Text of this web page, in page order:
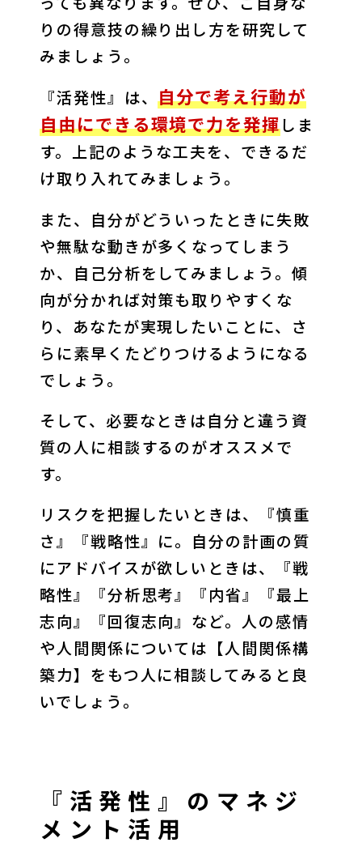
りの得意技の繰り出し方を研究して
みましょう。
『活発性』は、自分で考え行動が
自由にできる環境で力を発揮しま
す。上記のような工夫を、できるだ
け取り入れてみましょう。
また、自分がどういったときに失敗
や無駄な動きが多くなってしまう
か、自己分析をしてみましょう。傾
向が分かれば対策も取りやすくな
り、あなたが実現したいことに、さ
らに素早くたどりつけるようになる
でしょう。
そして、必要なときは自分と違う資
質の人に相談するのがオススメで
す。
リスクを把握したいときは、『慎重
さ』『戦略性』に。自分の計画の質
にアドバイスが欲しいときは、『戦
略性』『分析思考』『内省』『最上
志向』『回復志向』など。人の感情
や人間関係については【人間関係構
築力】をもつ人に相談してみると良
いでしょう。
『活発性』のマネジ
メント活用